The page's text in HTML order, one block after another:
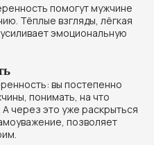
помогут мужчине
Тёплые взгляды, лёгкая
эмоциональную
вы постепенно
понимать, на что
через это уже раскрыться
позволяет